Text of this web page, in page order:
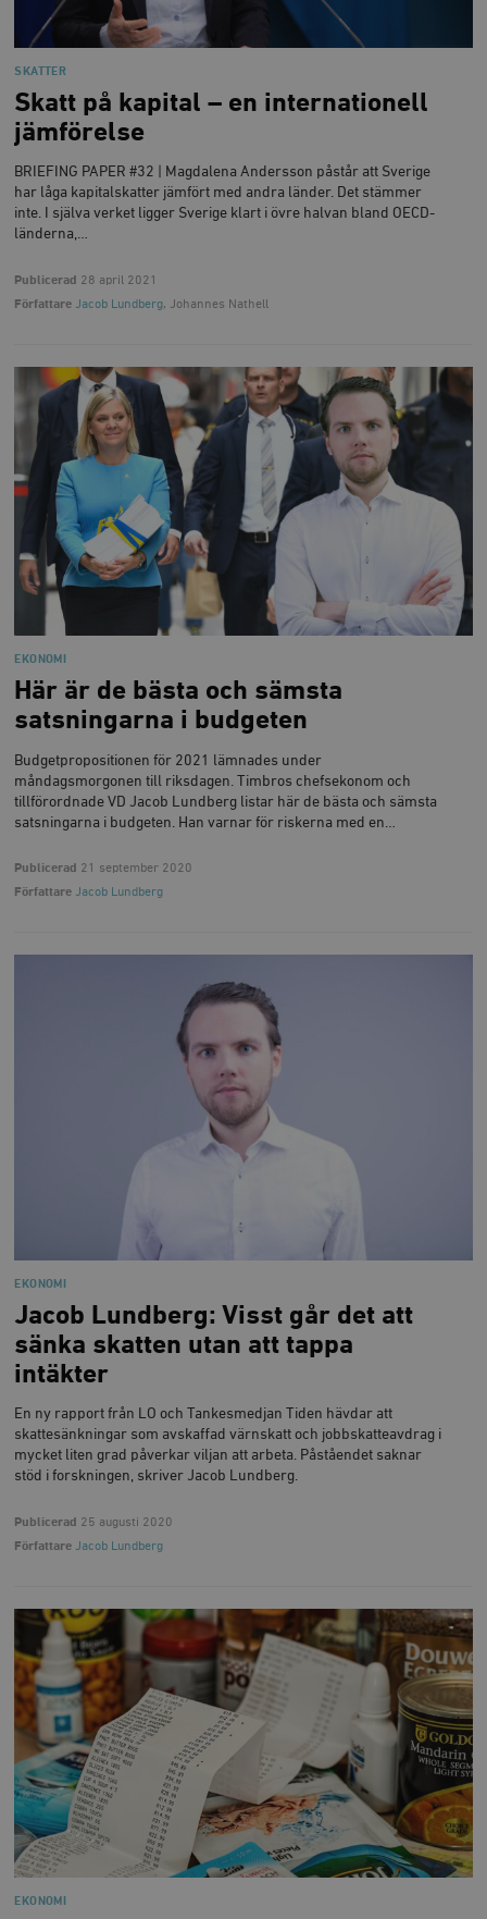
SKATTER
Skatt på kapital – en internationell
jämförelse
BRIEFING PAPER #32 | Magdalena Andersson påstår att Sverige
har låga kapitalskatter jämfört med andra länder. Det stämmer
inte. I själva verket ligger Sverige klart i övre halvan bland OECD-
länderna,…
Publicerad 28 april 2021
Författare Jacob Lundberg, Johannes Nathell
EKONOMI
Här är de bästa och sämsta
satsningarna i budgeten
Budgetpropositionen för 2021 lämnades under
måndagsmorgonen till riksdagen. Timbros chefsekonom och
tillförordnade VD Jacob Lundberg listar här de bästa och sämsta
satsningarna i budgeten. Han varnar för riskerna med en…
Publicerad 21 september 2020
Författare Jacob Lundberg
EKONOMI
Jacob Lundberg: Visst går det att
sänka skatten utan att tappa
intäkter
En ny rapport från LO och Tankesmedjan Tiden hävdar att
skattesänkningar som avskaffad värnskatt och jobbskatteavdrag i
mycket liten grad påverkar viljan att arbeta. Påståendet saknar
stöd i forskningen, skriver Jacob Lundberg.
Publicerad 25 augusti 2020
Författare Jacob Lundberg
EKONOMI